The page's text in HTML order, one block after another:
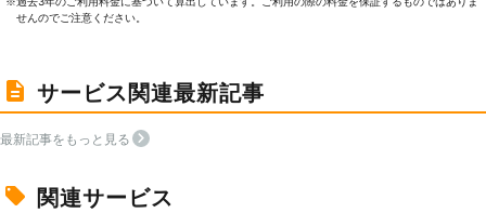
せんのでご注意ください。
サービス関連最新記事
最新記事をもっと見る
関連サービス